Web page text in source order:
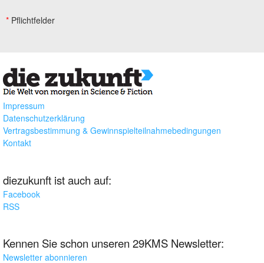
* Pflichtfelder
Impressum
Datenschutzerklärung
Vertragsbestimmung & Gewinnspielteilnahmebedingungen
Kontakt
diezukunft ist auch auf:
Facebook
RSS
Kennen Sie schon unseren 29KMS Newsletter:
Newsletter abonnieren